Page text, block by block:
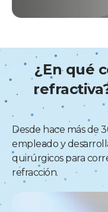
¿En qué
Desde hace más de
empleado y
quirúrgicos para
refracción.